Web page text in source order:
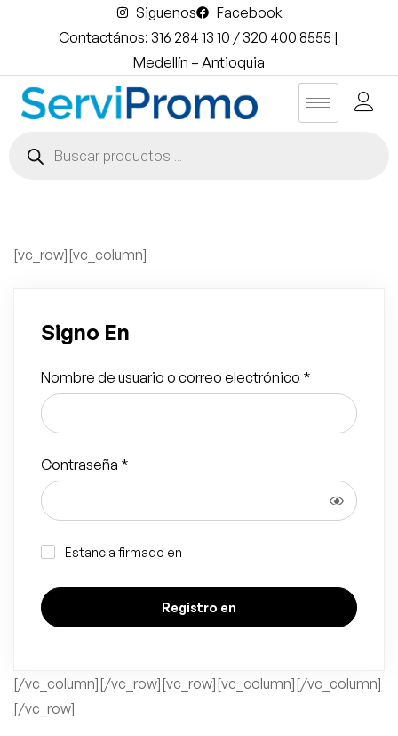
Siguenos
Facebook
Contactános: 316 284 13 10 / 320 400 8555 |
Medellín – Antioquia
[vc_row][vc_column]
Signo En
Nombre de usuario o correo electrónico *
Contraseña *
Estancia firmado en
Registro en
[/vc_column][/vc_row][vc_row][vc_column][/vc_column]
[/vc_row]